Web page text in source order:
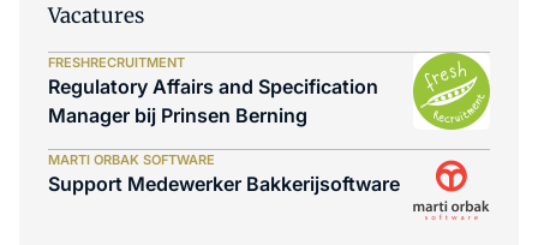
Vacatures
FRESHRECRUITMENT
Regulatory Affairs and Specification
Manager bij Prinsen Berning
MARTI ORBAK SOFTWARE
Support Medewerker Bakkerijsoftware